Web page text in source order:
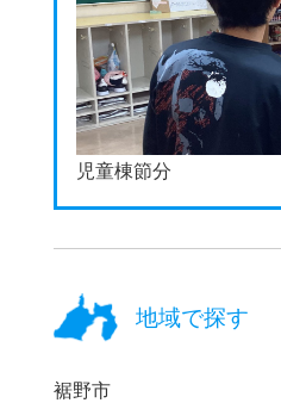
児童棟節分
地域で探す
裾野市